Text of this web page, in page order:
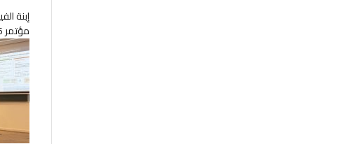
إبنة
مؤتمر ICEC 2026 الدولي بالبرتغال